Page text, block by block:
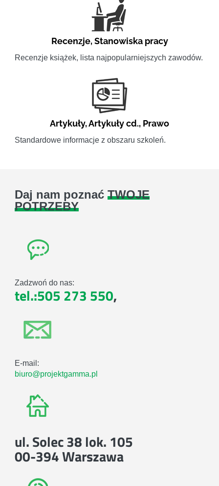
Recenzje,Stanowiska pracy
Recenzje książek, lista najpopularniejszych zawodów.
Artykuły,Artykuły cd., Prawo
Standardowe informacje z obszaru szkoleń.
Daj nam poznać TWOJE
POTRZEBY
Zadzwoń do nas:
tel.:505 273 550,
E-mail:
biuro@projektgamma.pl
ul. Solec 38 lok. 105
00-394 Warszawa